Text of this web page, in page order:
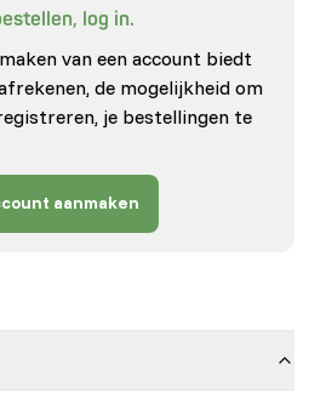
log in.
van een account biedt
de mogelijkheid om
je bestellingen te
aanmaken